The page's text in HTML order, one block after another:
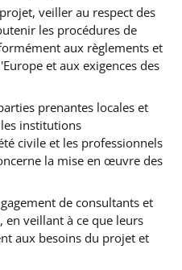
veiller au respect des
les procédures de
aux règlements et
et aux exigences des
prenantes locales et
institutions
civile et les professionnels
la mise en œuvre des
de consultants et
en veillant à ce que leurs
aux besoins du projet et